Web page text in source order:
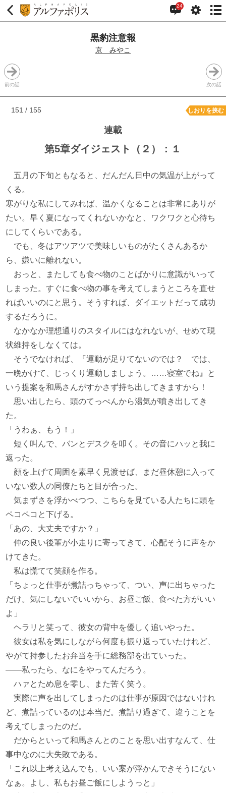
24
黒豹注意報
京 みやこ
前の話 次の話
151 / 155 しおりを挟む
連載
第5章ダイジェスト（２）：１
五月の下旬ともなると、だんだん日中の気温が上がって
くる。
寒がりな私にしてみれば、温かくなることは非常にありが
たい。早く夏になってくれないかなと、ワクワクと心待ち
にしてくらいである。
でも、冬はアツアツで美味しいものがたくさんあるか
ら、嫌いに離れない。
おっと、またしても食べ物のことばかりに意識がいって
しまった。すぐに食べ物の事を考えてしまうところを直せ
ればいいのにと思う。そうすれば、ダイエットだって成功
するだろうに。
なかなか理想通りのスタイルにはなれないが、せめて現
状維持をしなくては。
そうでなければ、『運動が足りてないのでは？ では、
一晩かけて、じっくり運動しましょう。……寝室でね』と
いう提案を和馬さんがすかさず持ち出してきますから！
思い出したら、頭のてっぺんから湯気が噴き出してき
た。
「うわぁ、もう！」
短く叫んで、バンとデスクを叩く。その音にハッと我に
返った。
顔を上げて周囲を素早く見渡せば、まだ昼休憩に入って
いない数人の同僚たちと目が合った。
気まずさを浮かべつつ、こちらを見ている人たちに頭を
ペコペコと下げる。
「あの、大丈夫ですか？」
仲の良い後輩が小走りに寄ってきて、心配そうに声をか
けてきた。
私は慌てて笑顔を作る。
「ちょっと仕事が煮詰っちゃって、つい、声に出ちゃった
だけ。気にしないでいいから、お昼ご飯、食べた方がいい
よ」
ヘラリと笑って、彼女の背中を優しく追いやった。
彼女は私を気にしながら何度も振り返っていたけれど、
やがて持参したお弁当を手に総務部を出ていった。
――私ったら、なにをやってんだろう。
ハァとため息を零し、また苦く笑う。
実際に声を出してしまったのは仕事が原因ではないけれ
ど、煮詰っているのは本当だ。煮詰り過ぎて、違うことを
考えてしまったのだ。
だからといって和馬さんとのことを思い出すなんて、仕
事中なのに大失敗である。
「これ以上考え込んでも、いい案が浮かんできそうにない
なぁ。よし、私もお昼ご飯にしようっと」